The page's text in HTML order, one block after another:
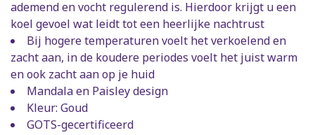
ademend en vocht regulerend is. Hierdoor krijgt u een
koel gevoel wat leidt tot een heerlijke nachtrust
Bij hogere temperaturen voelt het verkoelend en
zacht aan, in de koudere periodes voelt het juist warm
en ook zacht aan op je huid
Mandala en Paisley design
Kleur: Goud
GOTS-gecertificeerd